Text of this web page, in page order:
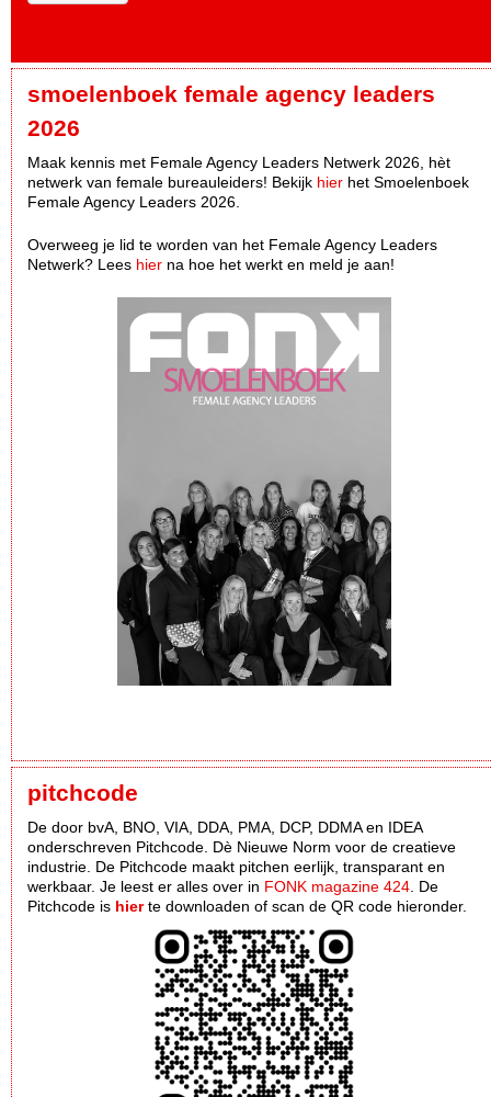
smoelenboek female agency leaders
2026
Maak kennis met Female Agency Leaders Netwerk 2026, hèt
netwerk van female bureauleiders! Bekijk hier het Smoelenboek
Female Agency Leaders 2026.
Overweeg je lid te worden van het Female Agency Leaders
Netwerk? Lees hier na hoe het werkt en meld je aan!
pitchcode
De door bvA, BNO, VIA, DDA, PMA, DCP, DDMA en IDEA
onderschreven Pitchcode. Dè Nieuwe Norm voor de creatieve
industrie. De Pitchcode maakt pitchen eerlijk, transparant en
werkbaar. Je leest er alles over in FONK magazine 424 . De
Pitchcode is hierte downloaden of scan de QR code hieronder.